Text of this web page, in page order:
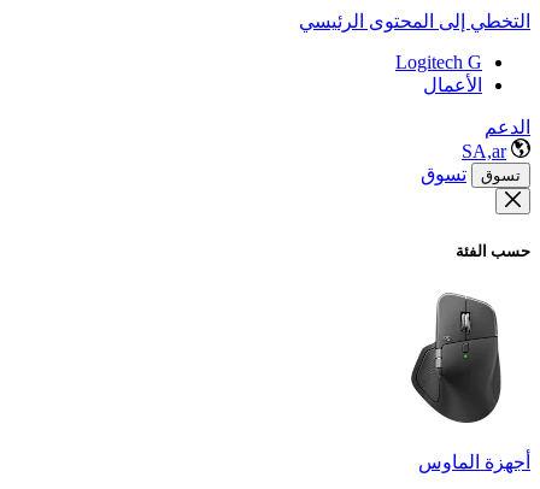
التخطي إلى المحتوى الرئيسي
Logitech G
الأعمال
الدعم
SA,ar
تسوق تسوق
حسب الفئة
أجهزة الماوس